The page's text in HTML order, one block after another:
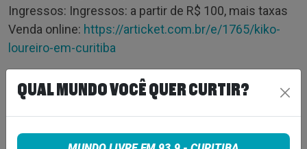
Ingressos: Ingressos: a partir de R$ 100, mais taxas
Venda online: https://articket.com.br/e/1765/kiko-
loureiro-em-curitiba
Foto ao vivo: Clovis Roman
Foto estúdio: Travis Shinn
QUAL MUNDO VOCÊ QUER CURTIR?